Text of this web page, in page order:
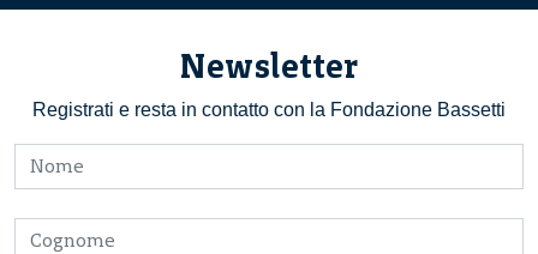
Newsletter
Registrati e resta in contatto con la Fondazione Bassetti